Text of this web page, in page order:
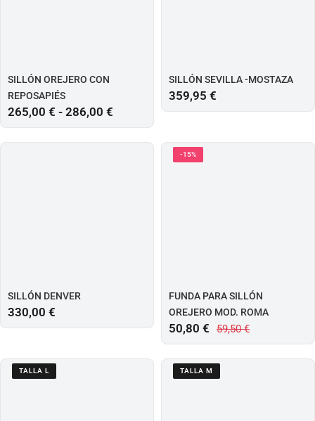
SILLÓN OREJERO CON
REPOSAPIÉS
265,00 € - 286,00 €
SILLÓN SEVILLA -MOSTAZA
359,95 €
SILLÓN DENVER
330,00 €
-15%
FUNDA PARA SILLÓN
OREJERO MOD. ROMA
59,50€
50,80 €
TALLA L TALLA M